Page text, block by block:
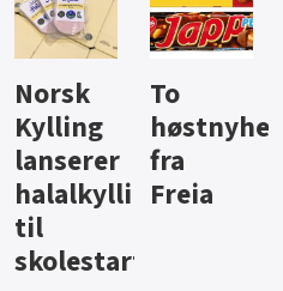
Knalltall
for Açai
Bowl
Aass vil
bli
førstevalg
i lite-